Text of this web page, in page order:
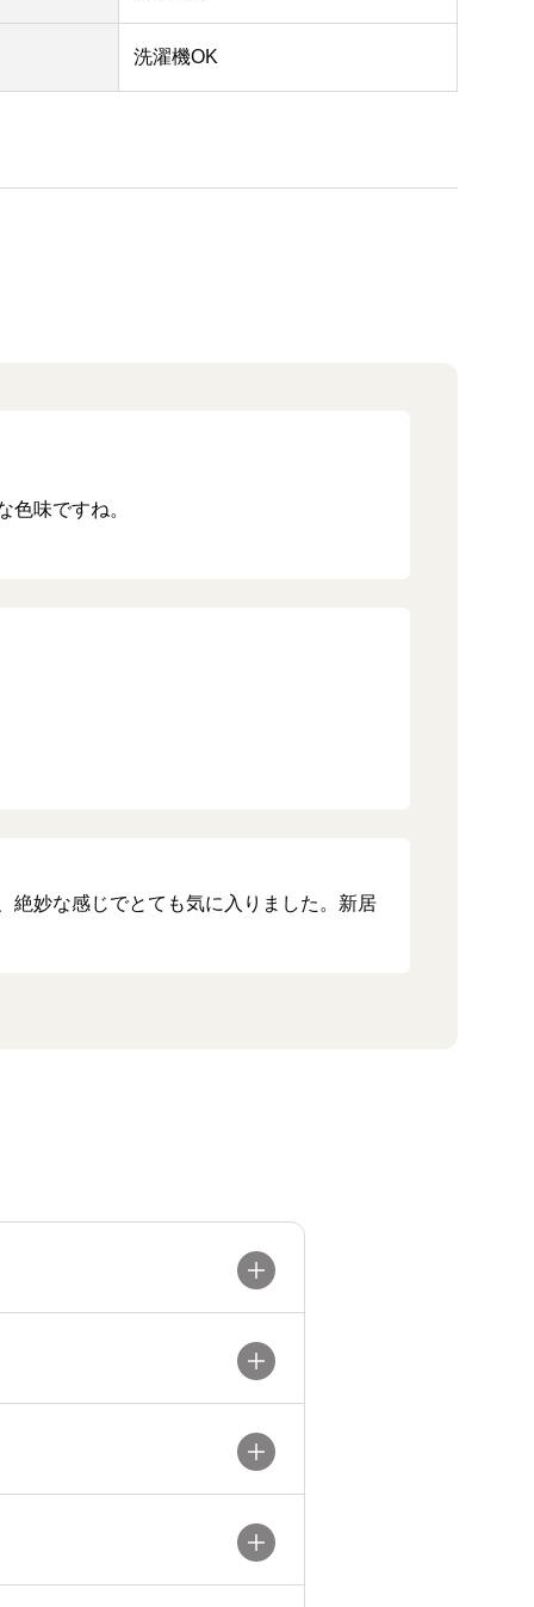
洗濯機OK
味ですね。
絶妙な感じでとても気に入りました。新居